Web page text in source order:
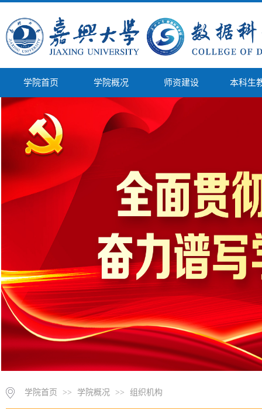
学院首页 学院概况 师资建设 本科生
学院首页 >> 学院概况 >> 组织机构